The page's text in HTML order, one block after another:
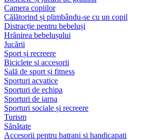
Camera copiilor
Călătorind și plimbându-se cu un copil
Distracție pentru bebeluși
Hrănirea bebelușului
Jucării
Sport și recreere
Biciclete si accesorii
Sală de sport și fitness
Sporturi acvatice
Sporturi de echipa
Sporturi de iarna
Sporturi sociale și recreere
Turism
Sănătate
Accesorii pentru batrani si handicapati